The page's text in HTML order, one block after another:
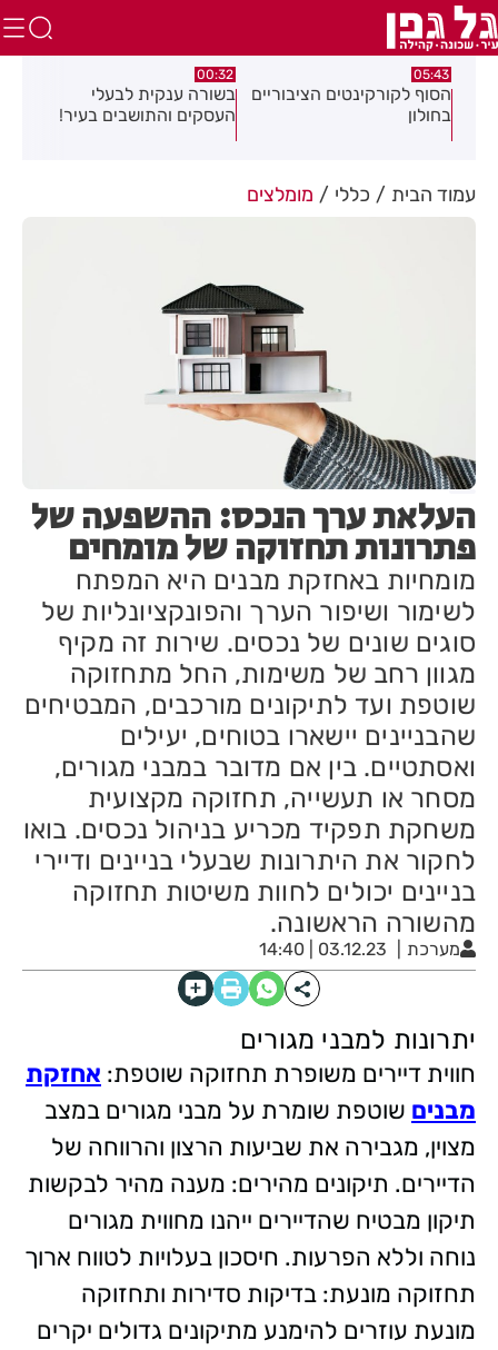
05:43
הסוף לקורקינטים הציבוריים
בחולון
00:32
בשורה ענקית לבעלי
העסקים והתושבים בעיר!
עמוד הבית כללי מומלצים
העלאת ערך הנכס: ההשפעה של
פתרונות תחזוקה של מומחים
מומחיות באחזקת מבנים היא המפתח
לשימור ושיפור הערך והפונקציונליות של
סוגים שונים של נכסים. שירות זה מקיף
מגוון רחב של משימות, החל מתחזוקה
שוטפת ועד לתיקונים מורכבים, המבטיחים
שהבניינים יישארו בטוחים, יעילים
ואסתטיים. בין אם מדובר במבני מגורים,
מסחר או תעשייה, תחזוקה מקצועית
משחקת תפקיד מכריע בניהול נכסים. בואו
לחקור את היתרונות שבעלי בניינים ודיירי
בניינים יכולים לחוות משיטות תחזוקה
מהשורה הראשונה.
מערכת 03.12.23 | 14:40
יתרונות למבני מגורים
חווית דיירים משופרת תחזוקה שוטפת: אחזקת
מבנים שוטפת שומרת על מבני מגורים במצב
מצוין, מגבירה את שביעות הרצון והרווחה של
הדיירים. תיקונים מהירים: מענה מהיר לבקשות
תיקון מבטיח שהדיירים ייהנו מחווית מגורים
נוחה וללא הפרעות. חיסכון בעלויות לטווח ארוך
תחזוקה מונעת: בדיקות סדירות ותחזוקה
מונעת עוזרים להימנע מתיקונים גדולים יקרים